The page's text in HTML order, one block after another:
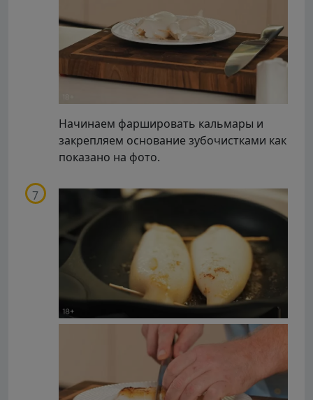
Начинаем фаршировать кальмары и
закрепляем основание зубочистками как
показано на фото.